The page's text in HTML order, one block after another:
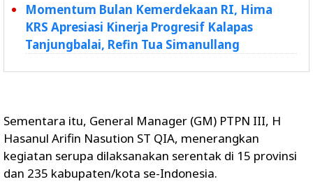
Momentum Bulan Kemerdekaan RI, Hima
KRS Apresiasi Kinerja Progresif Kalapas
Tanjungbalai, Refin Tua Simanullang
Sementara itu, General Manager (GM) PTPN III, H
Hasanul Arifin Nasution ST QIA, menerangkan
kegiatan serupa dilaksanakan serentak di 15 provinsi
dan 235 kabupaten/kota se-Indonesia.